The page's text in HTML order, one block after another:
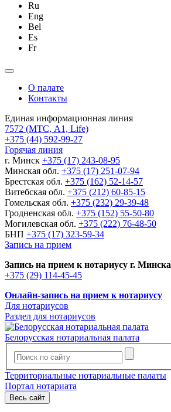
Ru
Eng
Bel
Es
Fr
О палате
Контакты
Единая информационная линия
7572 (МТС, A1, Life)
+375 (44) 592-99-27
Горячая линия
г. Минск +375 (17) 243-08-95
Минская обл. +375 (17) 251-07-94
Брестская обл. +375 (162) 52-14-57
Витебская обл. +375 (212) 60-85-15
Гомельская обл. +375 (232) 29-39-48
Гродненская обл. +375 (152) 55-50-80
Могилевская обл. +375 (222) 76-48-50
БНП +375 (17) 323-59-34
Запись на прием
Запись на прием к нотариусу г. Минска
+375 (29) 114-45-45
Онлайн-запись на прием к нотариусу
Для нотариусов
Раздел для нотариусов
Белорусская нотариальная палата
Территориальные нотариальные палаты
Портал нотариата
Весь сайт